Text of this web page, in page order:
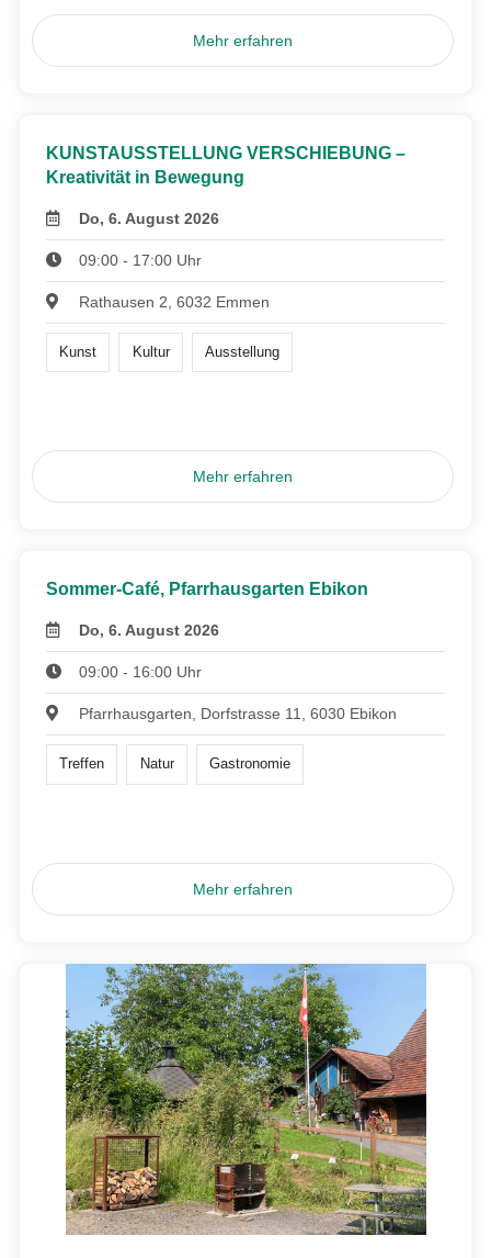
Mehr erfahren
KUNSTAUSSTELLUNG VERSCHIEBUNG –
Kreativität in Bewegung
Do, 6. August 2026
09:00 - 17:00 Uhr
Rathausen 2, 6032 Emmen
Kunst Kultur Ausstellung
Mehr erfahren
Sommer-Café, Pfarrhausgarten Ebikon
Do, 6. August 2026
09:00 - 16:00 Uhr
Pfarrhausgarten, Dorfstrasse 11, 6030 Ebikon
Treffen Natur Gastronomie
Mehr erfahren